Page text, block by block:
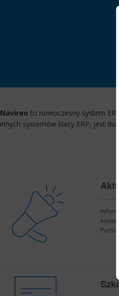
Navireo to nowoczesny system
innych systemów klasy ERP, jest